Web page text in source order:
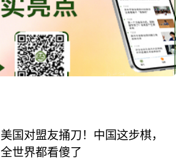
美国对盟友捅刀！中国这步棋，
全世界都看傻了